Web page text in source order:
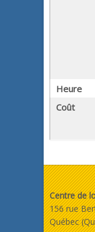
Heure
Coût
Centre de
156 rue
Québec